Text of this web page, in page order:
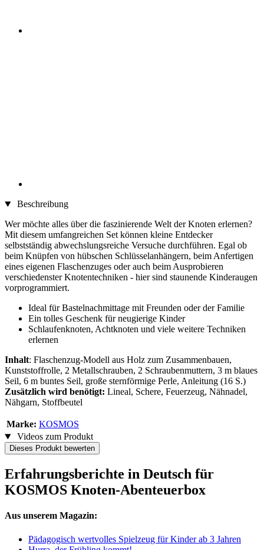
Beschreibung
Wer möchte alles über die faszinierende Welt der Knoten erlernen?
Mit diesem umfangreichen Set können kleine Entdecker
selbstständig abwechslungsreiche Versuche durchführen. Egal ob
beim Knüpfen von hübschen Schlüsselanhängern, beim Anfertigen
eines eigenen Flaschenzuges oder auch beim Ausprobieren
verschiedenster Knotentechniken - hier sind staunende Kinderaugen
vorprogrammiert.
Ideal für Bastelnachmittage mit Freunden oder der Familie
Ein tolles Geschenk für neugierige Kinder
Schlaufenknoten, Achtknoten und viele weitere Techniken
erlernen
Inhalt: Flaschenzug-Modell aus Holz zum Zusammenbauen,
Kunststoffrolle, 2 Metallschrauben, 2 Schraubenmuttern, 3 m blaues
Seil, 6 m buntes Seil, große sternförmige Perle, Anleitung (16 S.)
Zusätzlich wird benötigt: Lineal, Schere, Feuerzeug, Nähnadel,
Nähgarn, Stoffbeutel
Marke: KOSMOS
Videos zum Produkt
Dieses Produkt bewerten
Erfahrungsberichte in Deutsch für
KOSMOS Knoten-Abenteuerbox
Aus unserem Magazin:
Pädagogisch wertvolles Spielzeug für Kinder ab 3 Jahren